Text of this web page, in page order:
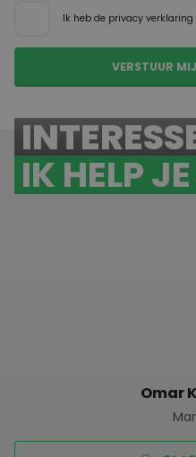
Ik heb de privacy verklaring
IK HELP
Omar